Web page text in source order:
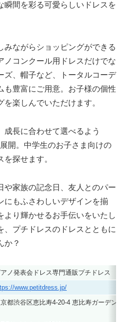
瞬間を彩る可愛らしいドレスを
みながらショッピングができる
ノコンクール用ドレスだけでな
ズ、帽子など、トータルコーデ
も豊富にご用意。お子様の個性
楽しんでいただけます。
長に合わせて選べるよう
開。中学生のお子さま向けの
探せます。
や家族の記念日、友人とのパー
にもふさわしいデザインを揃
より輝かせるお手伝いをいたし
、プチドレスのドレスとともに
か？
アノ発表会ドレス専門通販プチドレス
www.petitdress.jp/
都渋谷区恵比寿4-20-4 恵比寿ガーデン